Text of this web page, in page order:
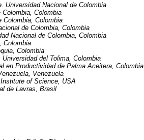
Universidad Nacional de Colombia
Colombia, Colombia
Colombia, Colombia
de Colombia, Colombia
Nacional de Colombia, Colombia
Colombia
Colombia
Universidad del Tolima, Colombia
en Productividad de Palma Aceitera, Colombia
Venezuela
of Science, USA
de Lavras, Brasil